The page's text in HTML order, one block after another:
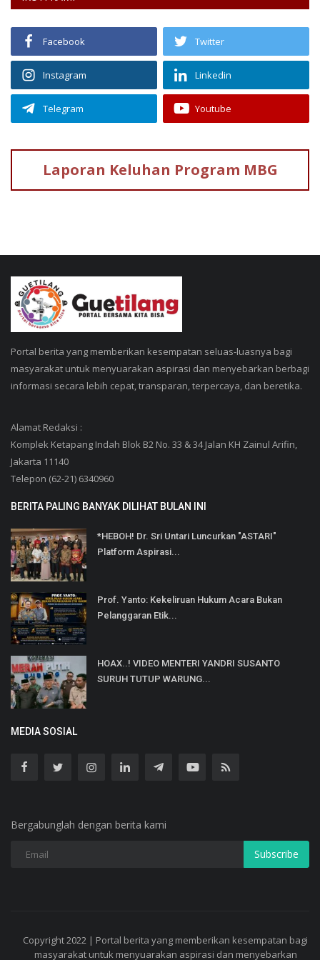
Facebook Twitter
Instagram Linkedin
Telegram Youtube
Laporan Keluhan Program MBG
Portal berita yang memberikan kesempatan seluas-luasnya bagi
masyarakat untuk menyuarakan aspirasi dan menyebarkan berbagi
informasi secara lebih cepat, transparan, terpercaya, dan beretika.
Alamat Redaksi :
Komplek Ketapang Indah Blok B2 No. 33 & 34 Jalan KH Zainul Arifin,
Jakarta 11140
Telepon (62-21) 6340960
BERITA PALING BANYAK DILIHAT BULAN INI
*HEBOH! Dr. Sri Untari Luncurkan "ASTARI"
Platform Aspirasi...
Prof. Yanto: Kekeliruan Hukum Acara Bukan
Pelanggaran Etik...
HOAX..! VIDEO MENTERI YANDRI SUSANTO
SURUH TUTUP WARUNG...
MEDIA SOSIAL
Bergabunglah dengan berita kami
Subscribe
Copyright 2022 | Portal berita yang memberikan kesempatan bagi
masyarakat untuk menyuarakan aspirasi dan menyebarkan